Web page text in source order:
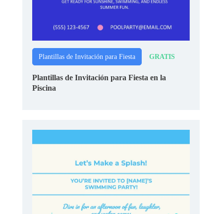
Plantillas de Invitación para Fiesta GRATIS
Plantillas de Invitación para Fiesta en la
Piscina